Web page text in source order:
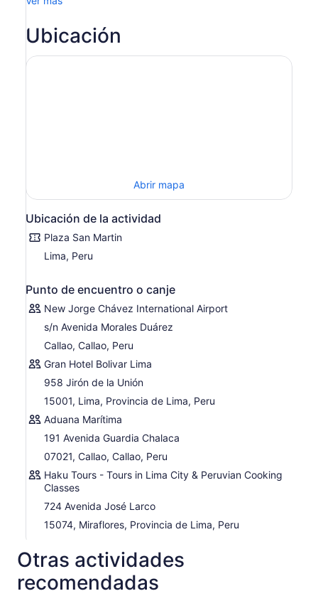
de
2 adultos,
obtienes
un
Ubicación
Abrir mapa
Ubicación de la actividad
Plaza San Martin
Lima, Peru
Punto de encuentro o canje
New Jorge Chávez International Airport
s/n Avenida Morales Duárez
Callao, Callao, Peru
Gran Hotel Bolivar Lima
958 Jirón de la Unión
15001, Lima, Provincia de Lima, Peru
Aduana Marítima
191 Avenida Guardia Chalaca
07021, Callao, Callao, Peru
Haku Tours - Tours in Lima City & Peruvian Cooking
Classes
724 Avenida José Larco
15074, Miraflores, Provincia de Lima, Peru
Otras actividades
recomendadas